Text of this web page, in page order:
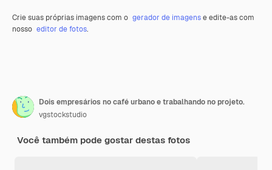
Crie suas próprias imagens com o gerador de imagense edite-as com
nosso editor de fotos.
Dois empresários no café urbano e trabalhando no projeto.
vgstockstudio
Você também pode gostar destas fotos